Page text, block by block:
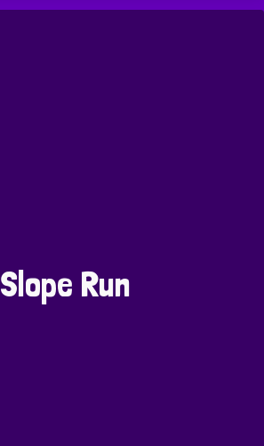
Slope Run